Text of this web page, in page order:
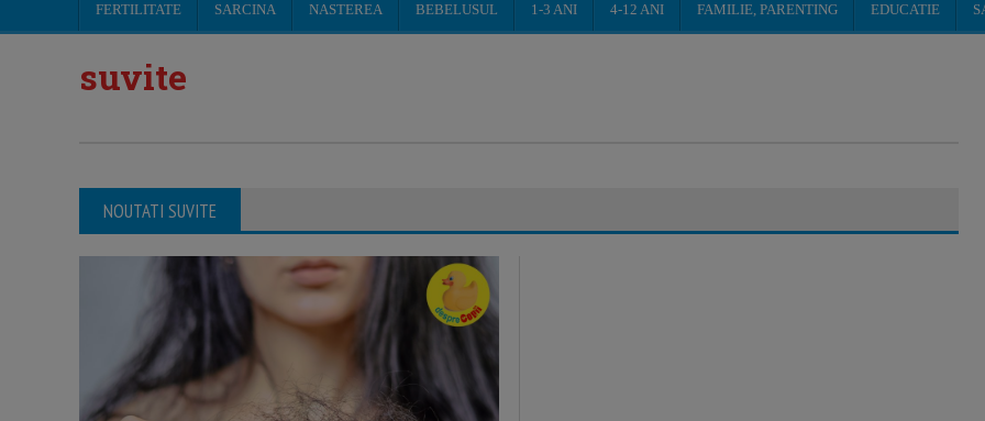
FERTILITATE SARCINA NASTEREA BEBELUSUL 1-3 ANI 4-12 ANI FAMILIE, PARENTING EDUCATIE
suvite
NOUTATI SUVITE